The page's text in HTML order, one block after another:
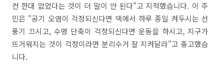
컨 한대 없었다는 것이 더 말이 안 된다"고 지적했습니다. 이 주
민은 "공기 오염이 걱정되신다면 댁에서 하루 종일 켜두시는 선
풍기 끄시고, 수명 단축이 걱정되신다면 운동을 하시고, 지구가
뜨거워지는 것이 걱정이라면 분리수거 잘 지켜달라"고 충고했습
니다.